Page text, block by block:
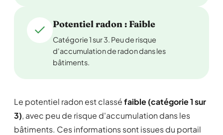
Potentiel radon : Faible
Catégorie 1 sur 3. Peu de risque
d'accumulation de radon dans les
bâtiments.
Le potentiel radon est classéfaible (catégorie 1 sur
3), avec peu de risque d'accumulation dans les
bâtiments. Ces informations sont issues du portail